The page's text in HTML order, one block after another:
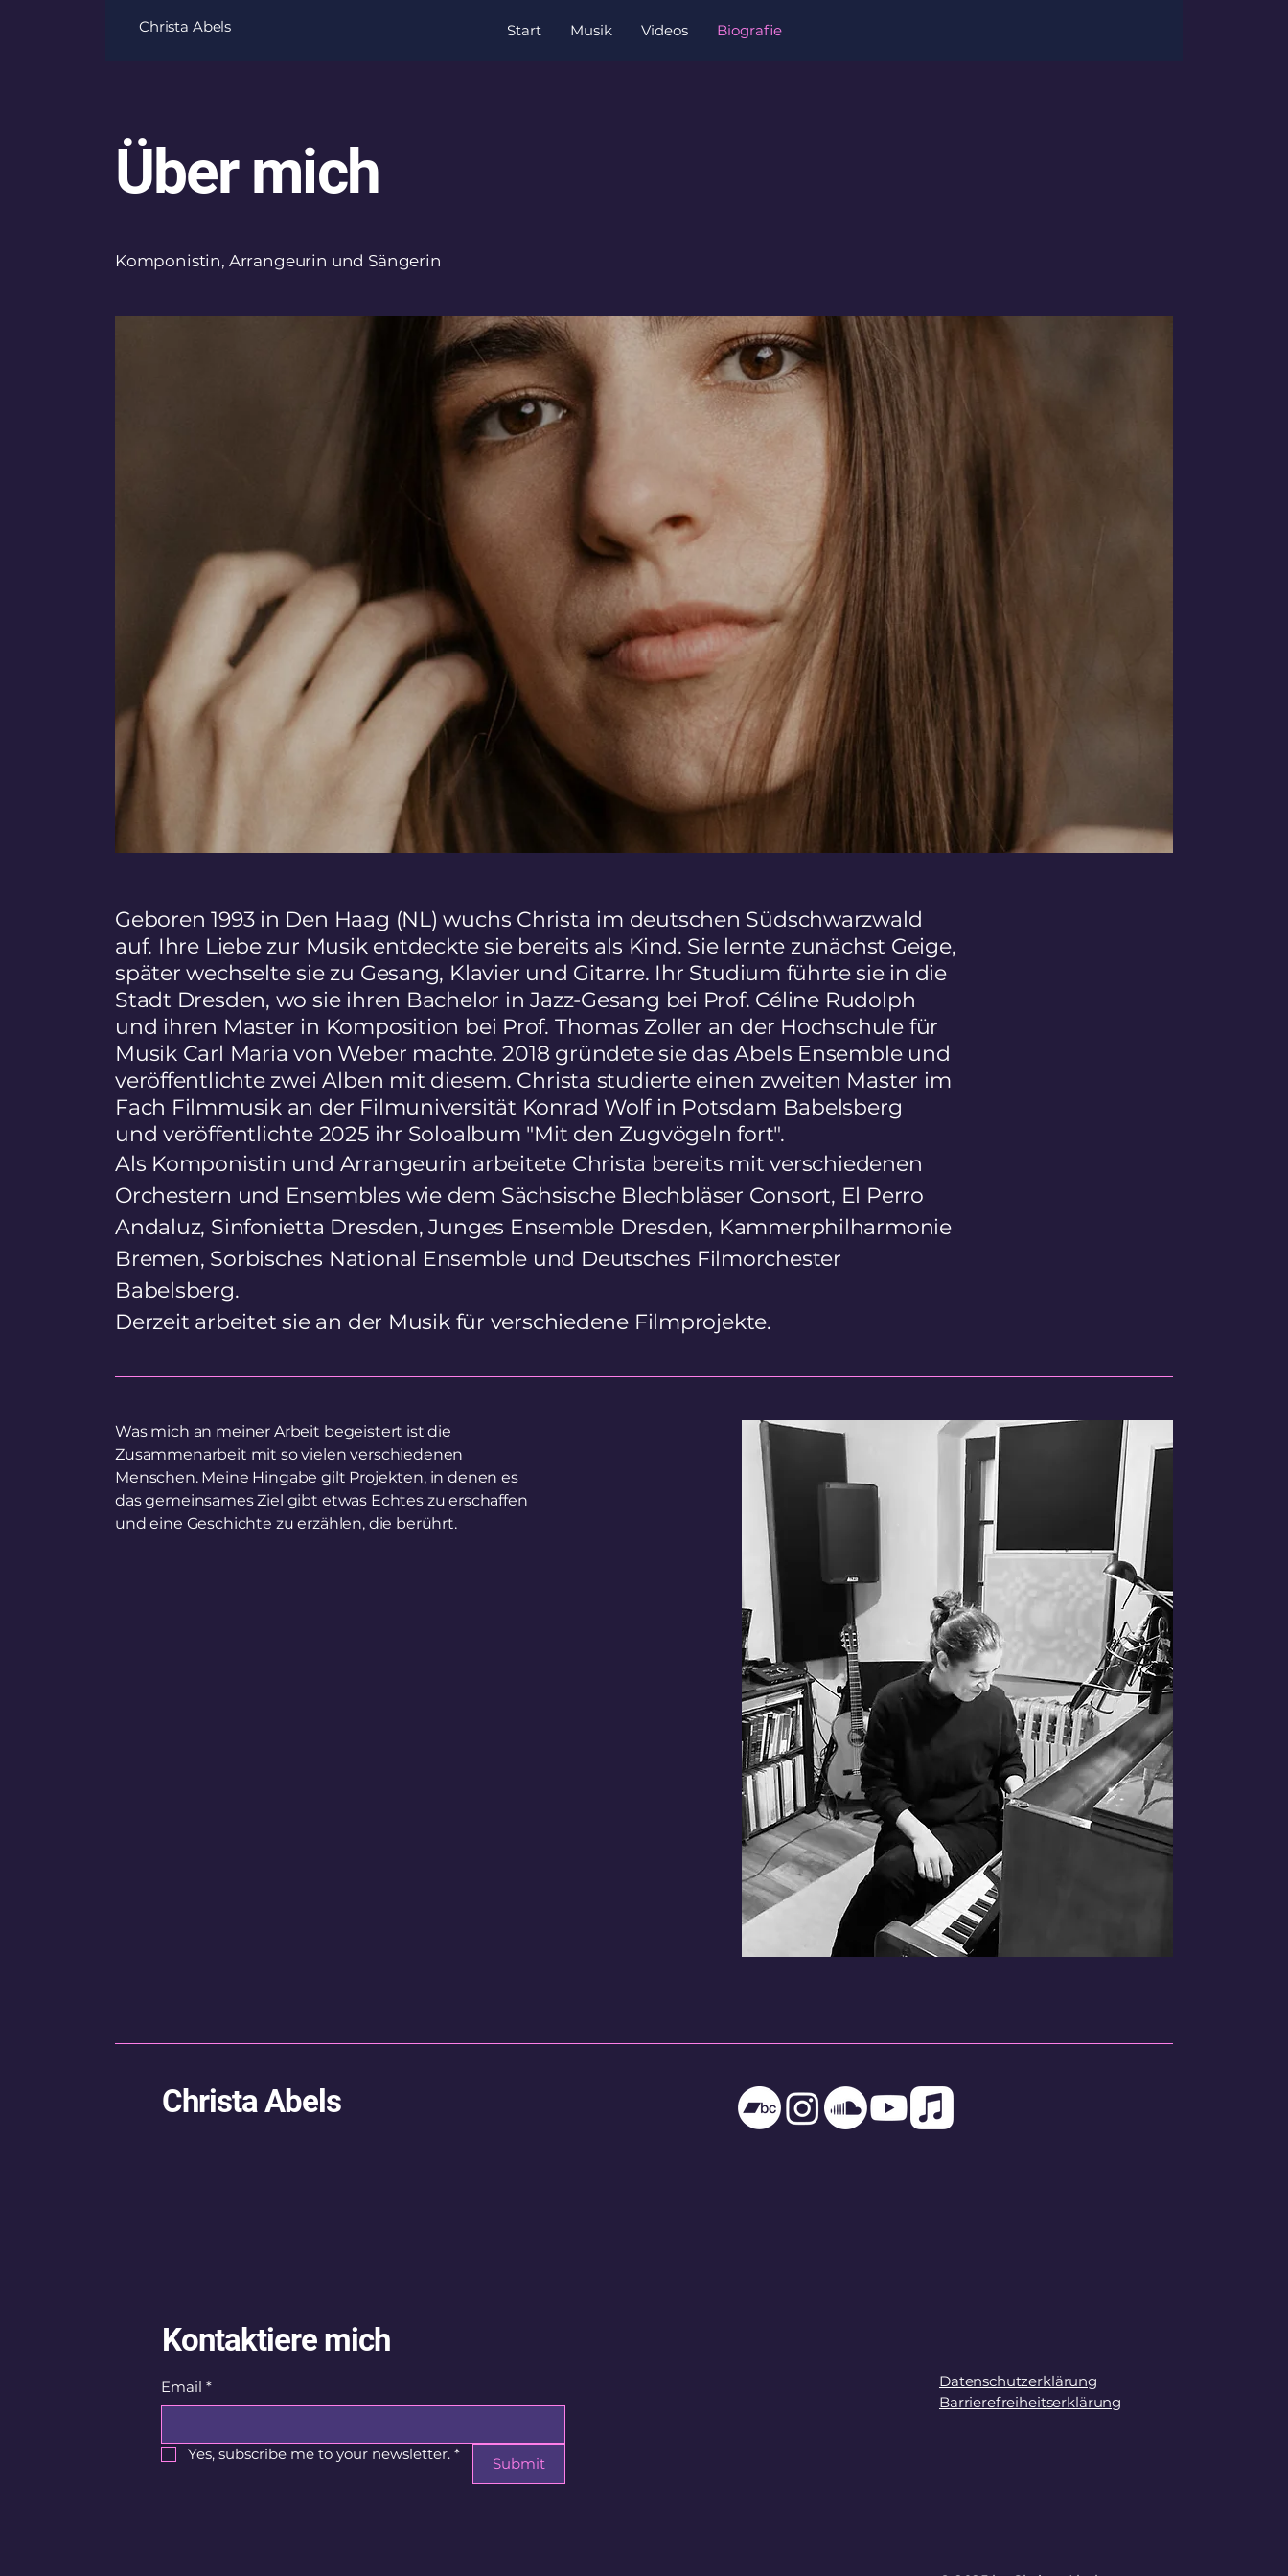
Christa Abels Start Musik Videos Biografie
Über mich
Komponistin, Arrangeurin und Sängerin
Geboren 1993 in Den Haag (NL) wuchs Christa im deutschen Südschwarzwald
auf. Ihre Liebe zur Musik entdeckte sie bereits als Kind. Sie lernte zunächst Geige,
später wechselte sie zu Gesang, Klavier und Gitarre. Ihr Studium führte sie in die
Stadt Dresden, wo sie ihren Bachelor in Jazz-Gesang bei Prof. Céline Rudolph
und ihren Master in Komposition bei Prof. Thomas Zoller an der Hochschule für
Musik Carl Maria von Weber machte. 2018 gründete sie das Abels Ensemble und
veröffentlichte zwei Alben mit diesem. Christa studierte einen zweiten Master im
Fach Filmmusik an der Filmuniversität Konrad Wolf in Potsdam Babelsberg
undveröffentlichte 2025 ihr Soloalbum "Mit den Zugvögeln fort".
Als Komponistin und Arrangeurin arbeitete Christa bereits mit verschiedenen
Orchestern und Ensembles wie dem Sächsische Blechbläser Consort, El Perro
Andaluz, Sinfonietta Dresden, Junges Ensemble Dresden, Kammerphilharmonie
Bremen, Sorbisches National Ensemble und Deutsches Filmorchester
Babelsberg.
Derzeit arbeitet sie an der Musik für verschiedene Filmprojekte.
Was mich an meiner Arbeit begeistert ist die
Zusammenarbeit mit so vielen verschiedenen
Menschen. Meine Hingabe gilt Projekten, in denen es
das gemeinsames Ziel gibt etwas Echtes zu erschaffen
und eine Geschichte zu erzählen, die berührt.
Christa Abels
Kontaktiere mich
Email *
Yes, subscribe me to your newsletter. *
Submit
Datenschutzerklärung
Barrierefreiheitserklärung